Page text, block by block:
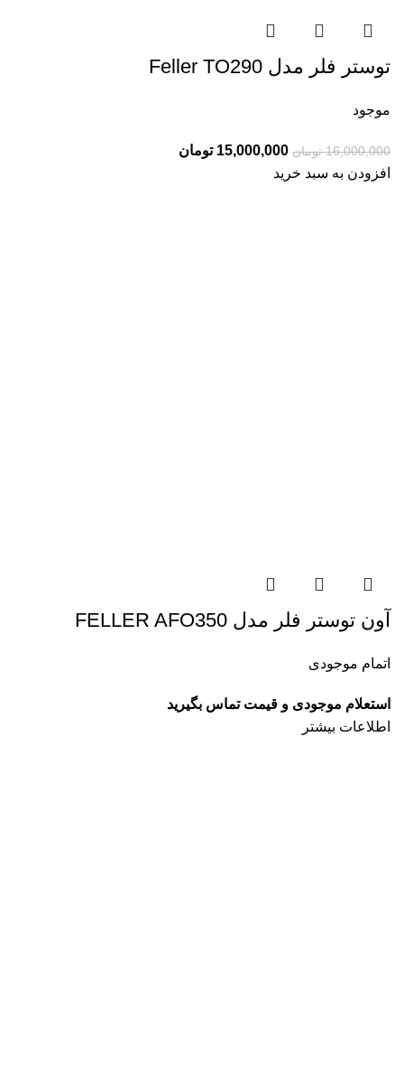
توستر فلر مدل Feller TO290
موجود
16,000,000 تومان قیمت
اصلی:
15,000,000 تومان
افزودن به سبد خرید
آون توستر فلر مدل FELLER AFO350
اتمام موجودی
استعلام موجودی و قیمت تماس بگیرید
اطلاعات بیشتر